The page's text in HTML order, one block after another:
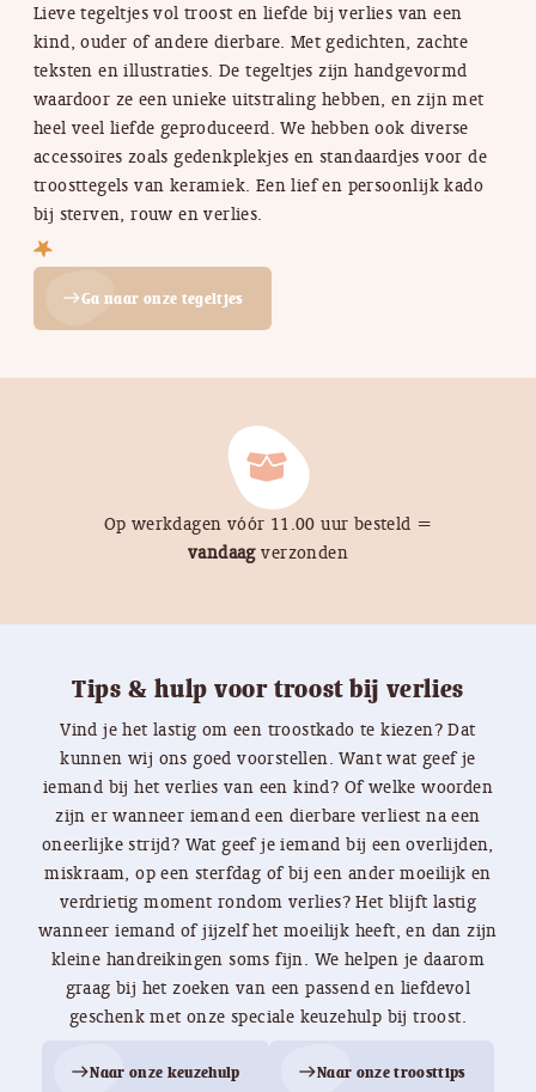
Lieve tegeltjes vol troost en liefde bij verlies van een
kind, ouder of andere dierbare. Met gedichten, zachte
teksten en illustraties. De tegeltjes zijn handgevormd
waardoor ze een unieke uitstraling hebben, en zijn met
heel veel liefde geproduceerd. We hebben ook diverse
accessoires zoals gedenkplekjes en standaardjes voor de
troosttegels van keramiek. Een lief en persoonlijk kado
bij sterven, rouw en verlies.
eastGa naar onze tegeltjes
Op werkdagen vóór 11.00 uur besteld =
vandaagverzonden
Tips & hulp voor troost bij verlies
Vind je het lastig om een troostkado te kiezen? Dat
kunnen wij ons goed voorstellen. Want wat geef je
iemand bij het verlies van een kind? Of welke woorden
zijn er wanneer iemand een dierbare verliest na een
oneerlijke strijd? Wat geef je iemand bij een overlijden,
miskraam, op een sterfdag of bij een ander moeilijk en
verdrietig moment rondom verlies? Het blijft lastig
wanneer iemand of jijzelf het moeilijk heeft, en dan zijn
kleine handreikingen soms fijn. We helpen je daarom
graag bij het zoeken van een passend en liefdevol
geschenk met onze speciale keuzehulp bij troost.
eastNaar onze keuzehulp eastNaar onze troosttips